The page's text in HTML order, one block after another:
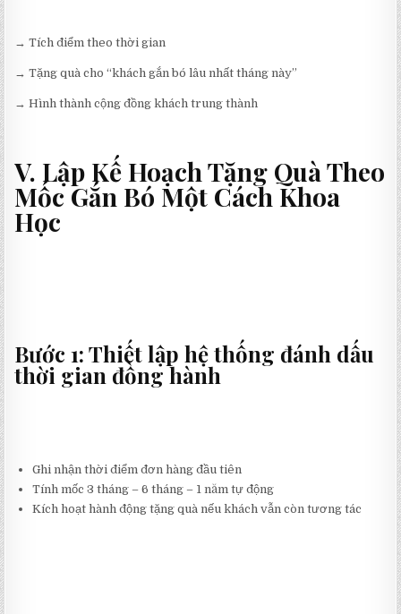
→ Tích điểm theo thời gian
→ Tặng quà cho “khách gắn bó lâu nhất tháng này”
→ Hình thành cộng đồng khách trung thành
V. Lập Kế Hoạch Tặng Quà Theo
Mốc Gắn Bó Một Cách Khoa
Học
Bước 1: Thiết lập hệ thống đánh dấu
thời gian đồng hành
Ghi nhận thời điểm đơn hàng đầu tiên
Tính mốc 3 tháng – 6 tháng – 1 năm tự động
Kích hoạt hành động tặng quà nếu khách vẫn còn tương tác